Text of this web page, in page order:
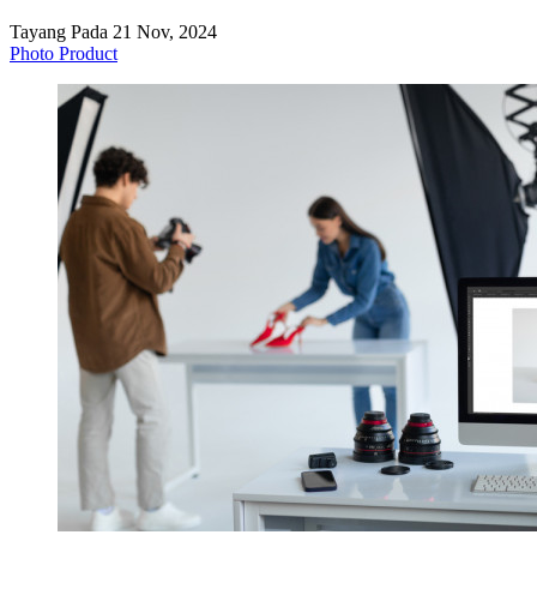
Tayang Pada 21 Nov, 2024
Photo Product